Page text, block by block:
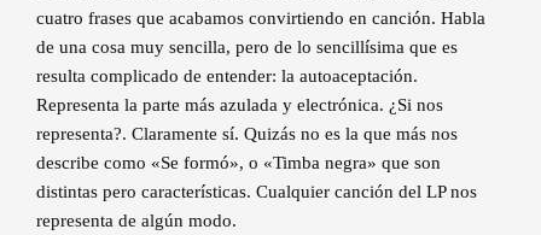
cuatro frases que acabamos convirtiendo en canción. Habla
de una cosa muy sencilla, pero de lo sencillísima que es
resulta complicado de entender: la autoaceptación.
Representa la parte más azulada y electrónica. ¿Si nos
representa?. Claramente sí. Quizás no es la que más nos
describe como «Se formó», o «Timba negra» que son
distintas pero características. Cualquier canción del LP nos
representa de algún modo.